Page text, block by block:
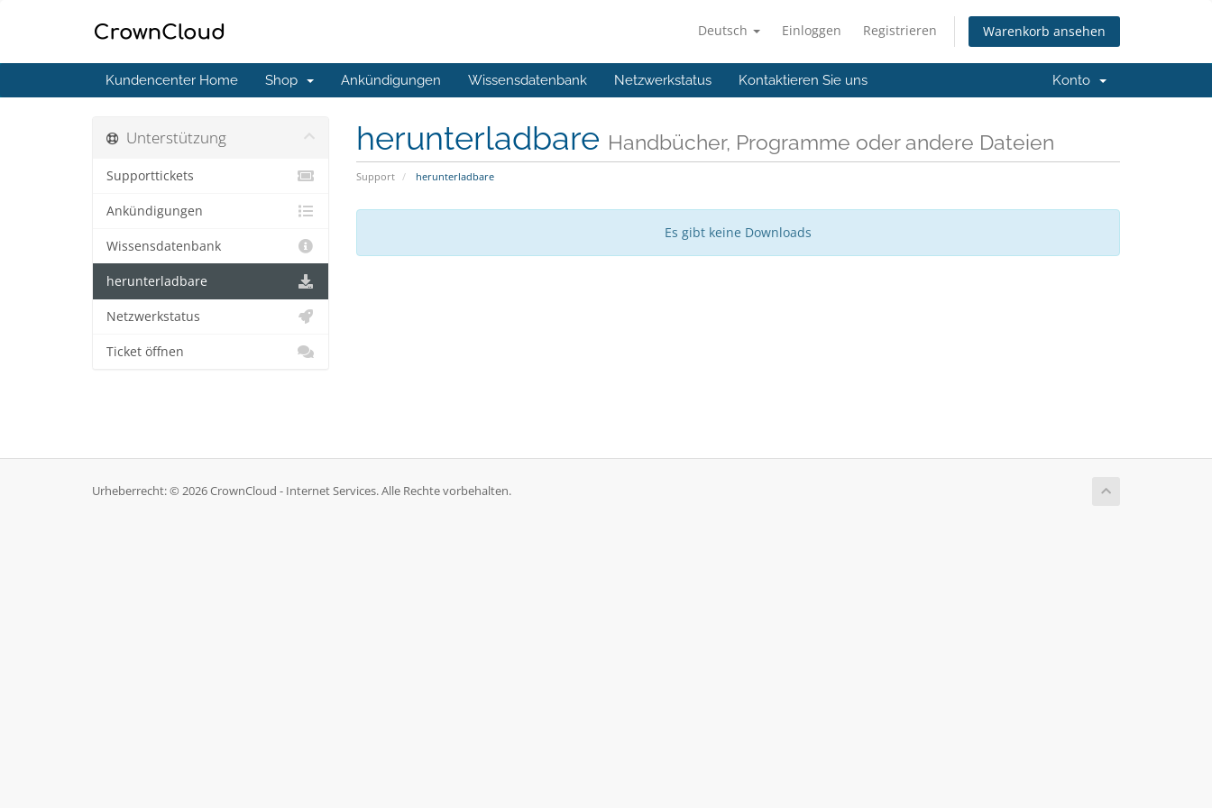
Deutsch Einloggen Registrieren Warenkorb ansehen
Kundencenter Home Shop Ankündigungen Wissensdatenbank Netzwerkstatus Kontaktieren Sie uns Konto
herunterladbare Handbücher, Programme oder andere Dateien
Support herunterladbare
Es gibt keine Downloads
Unterstützung
Supporttickets
Ankündigungen
Wissensdatenbank
herunterladbare
Netzwerkstatus
Ticket öffnen
Urheberrecht: © 2026 CrownCloud - Internet Services. Alle Rechte vorbehalten.